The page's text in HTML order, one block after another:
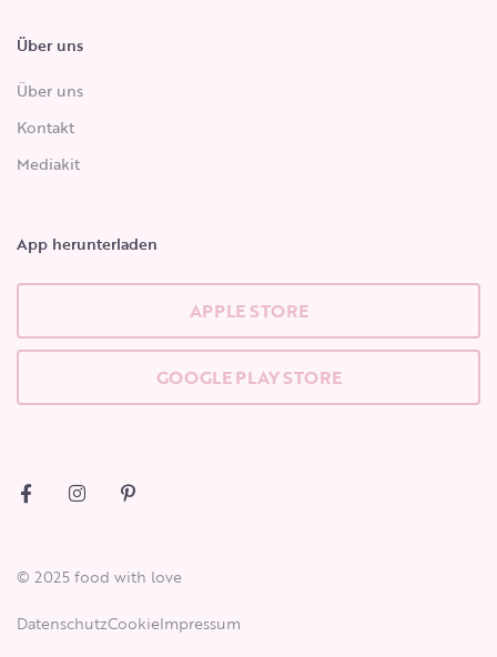
Über uns
Über uns
Kontakt
Mediakit
App herunterladen
APPLE STORE
GOOGLE PLAY STORE
© 2025 food with love
DatenschutzCookieImpressum